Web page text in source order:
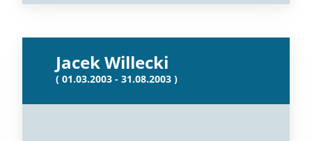
Jacek Willecki
( 01.03.2003 - 31.08.2003 )